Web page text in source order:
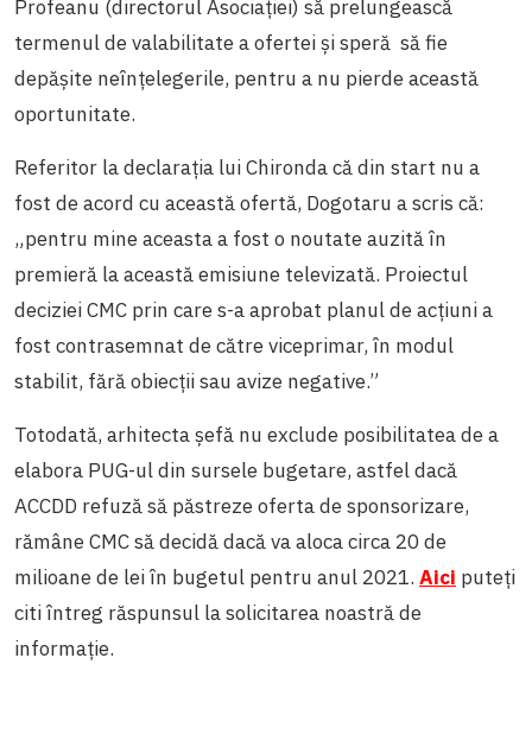
Profeanu (directorul Asociației) să prelungească
termenul de valabilitate a ofertei și speră să fie
depășite neînțelegerile, pentru a nu pierde această
oportunitate.
Referitor la declarația lui Chironda că din start nu a
fost de acord cu această ofertă, Dogotaru a scris că:
„pentru mine aceasta a fost o noutate auzită în
premieră la această emisiune televizată. Proiectul
deciziei CMC prin care s-a aprobat planul de acțiuni a
fost contrasemnat de către viceprimar, în modul
stabilit, fără obiecții sau avize negative.”
Totodată, arhitecta șefă nu exclude posibilitatea de a
elabora PUG-ul din sursele bugetare, astfel dacă
ACCDD refuză să păstreze oferta de sponsorizare,
rămâne CMC să decidă dacă va aloca circa 20 de
milioane de lei în bugetul pentru anul 2021. Aici puteți
citi întreg răspunsul la solicitarea noastră de
informație.